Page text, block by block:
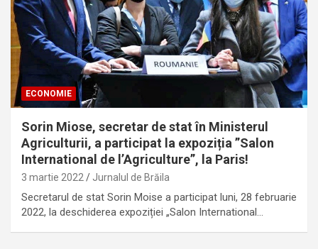
ECONOMIE
Sorin Miose, secretar de stat în Ministerul
Agriculturii, a participat la expoziția ”Salon
International de l’Agriculture”, la Paris!
3 martie 2022 Jurnalul de Brăila
Secretarul de stat Sorin Moise a participat luni, 28 februarie
2022, la deschiderea expoziției „Salon International…